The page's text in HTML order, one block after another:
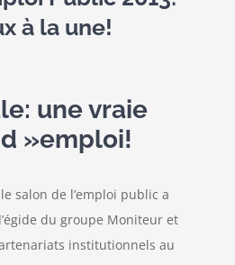
Contact
à la une!
une vraie
»emploi!
salon de l’emploi public a
du groupe Moniteur et
institutionnels au